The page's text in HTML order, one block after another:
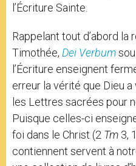
l’Écriture Sainte.
Rappelant tout d’abord la
Timothée, Dei Verbum
l’Écriture enseignent
erreur la vérité que Dieu
les Lettres sacrées pour
Puisque celles-ci
foi dans le Christ (2 Tm 3,
contiennent servent à